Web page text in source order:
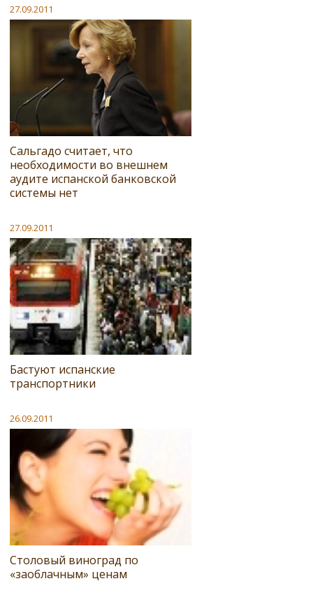
27.09.2011
Сальгадо считает, что
необходимости во внешнем
аудите испанской банковской
системы нет
27.09.2011
Бастуют испанские
транспортники
26.09.2011
Cтоловый виноград по
«заоблачным» ценам